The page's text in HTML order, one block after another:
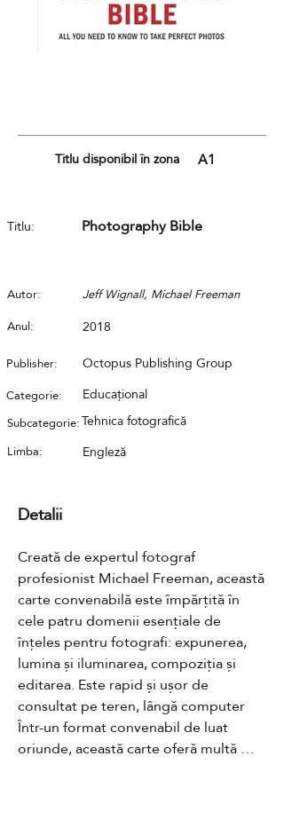
Titlu disponibil în zona A1
Titlu: Photography Bible
Autor:
Jeff Wignall, Michael Freeman
Anul:
2018
Publisher: Octopus Publishing Group
Categorie: Educațional
Subcategorie:Tehnica fotografică
Limba: Engleză
Detalii
Creată de expertul fotograf
profesionist Michael Freeman, această
carte convenabilă este împărțită în
cele patru domenii esențiale de
înțeles pentru fotografi: expunerea,
lumina și iluminarea, compoziția și
editarea. Este rapid și ușor de
consultat pe teren, lângă computer
Într-un format convenabil de luat
oriunde, această carte oferă multă